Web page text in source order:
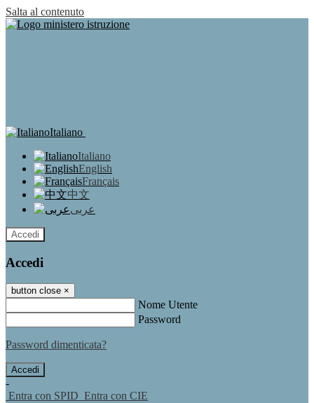
Salta al contenuto
Italiano
Italiano
English
Français
中文
عربى
Accedi
Accedi
button close ×
Nome Utente
Password
Password dimenticata?
-
Entra con SPID Entra con CIE